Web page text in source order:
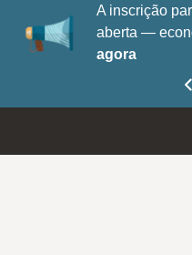
A inscrição
aberta —
agora